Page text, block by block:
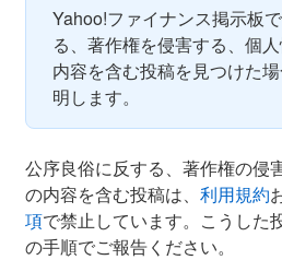
Yahoo!ファイナンス掲示板
る、著作権を侵害する、個
内容を含む投稿を見つけた
明します。
公序良俗に反する、著作権の侵
の内容を含む投稿は、 利用規約
項で禁止しています。こうした
の手順でご報告ください。